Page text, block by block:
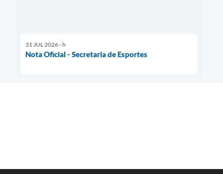
31 JUL 2026 - h
Nota Oficial - Secretaria de Esportes